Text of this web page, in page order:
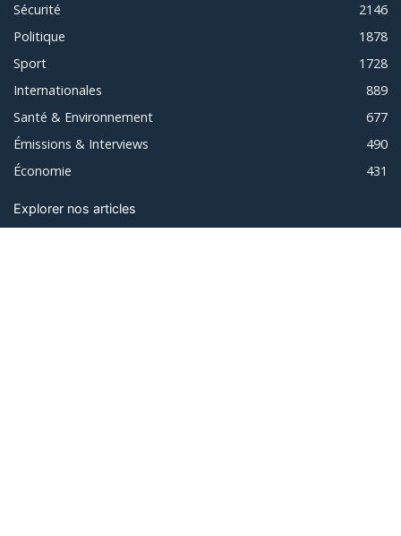
Sécurité
2146
Politique
1878
Sport
1728
Internationales
889
Santé & Environnement
677
Émissions & Interviews
490
Économie
431
Explorer nos articles